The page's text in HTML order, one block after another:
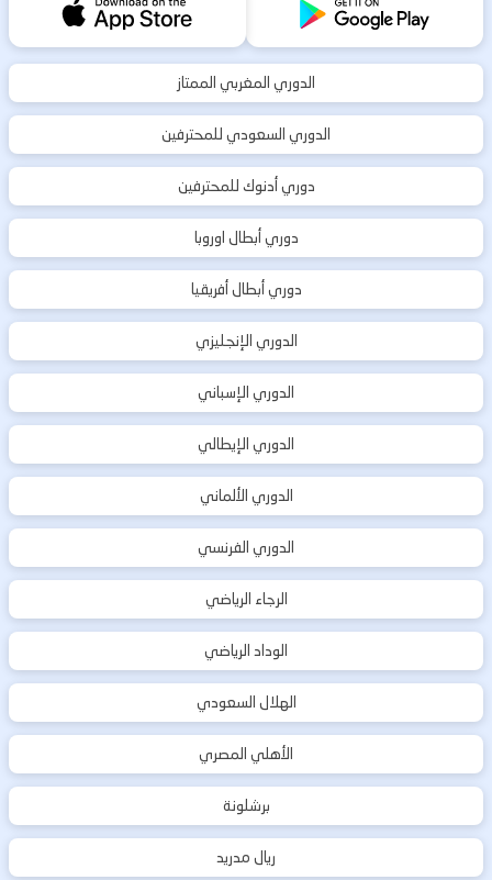
الدوري المغربي الممتاز
الدوري السعودي للمحترفين
دوري أدنوك للمحترفين
دوري أبطال اوروبا
دوري أبطال أفريقيا
الدوري الإنجليزي
الدوري الإسباني
الدوري الإيطالي
الدوري الألماني
الدوري الفرنسي
الرجاء الرياضي
الوداد الرياضي
الهلال السعودي
الأهلي المصري
برشلونة
ريال مدريد